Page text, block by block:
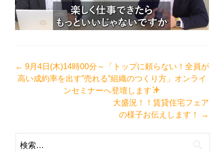
投
稿
ー
← 9月4日(木)14時00分～「トップに頼らない！全員が
高い成約率を出す”売れる”組織のつくり方」オンライ
ンセミナーへ登壇します
大盛況！！賃貸住宅フェア
の様子お伝えします！
→
索: